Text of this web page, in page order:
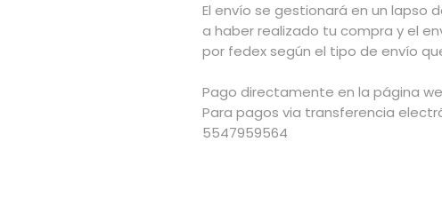
El envío se gestionará en un lapso
a haber realizado tu compra y el
por fedex según el tipo de envío
Pago directamente en la página
Para pagos via transferencia
5547959564